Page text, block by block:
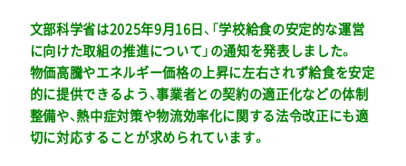
文部科学省は2025年9月16日、「学校給食の安定的な運営
に向けた取組の推進について」の通知を発表しました。
物価高騰やエネルギー価格の上昇に左右されず給食を安定
的に提供できるよう、事業者との契約の適正化などの体制
整備や、熱中症対策や物流効率化に関する法令改正にも適
切に対応することが求められています。